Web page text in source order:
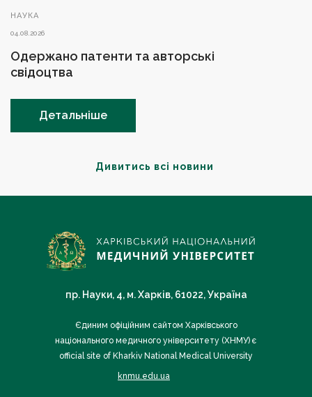
Дивитись всі новини
НАУКА
04.08.2026
Одержано патенти та авторські
свідоцтва
Детальніше
пр. Науки, 4, м. Харків, 61022, Україна
Єдиним офіційним сайтом Харківського
національного медичного університету (ХНМУ) є
official site of Kharkiv National Medical University
knmu.edu.ua